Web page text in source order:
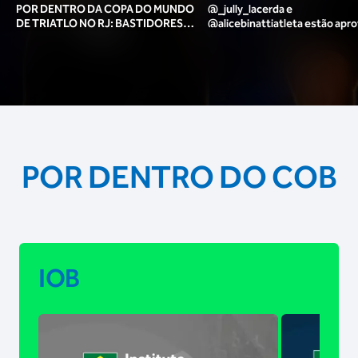
POR DENTRO DA COPA DO MUNDO
DE TRIATLO NO RJ: BASTIDORES,
@_jully_lacerda​ e
@alicebinattiatleta​ estão
POR DENTRO DO COB
IOB